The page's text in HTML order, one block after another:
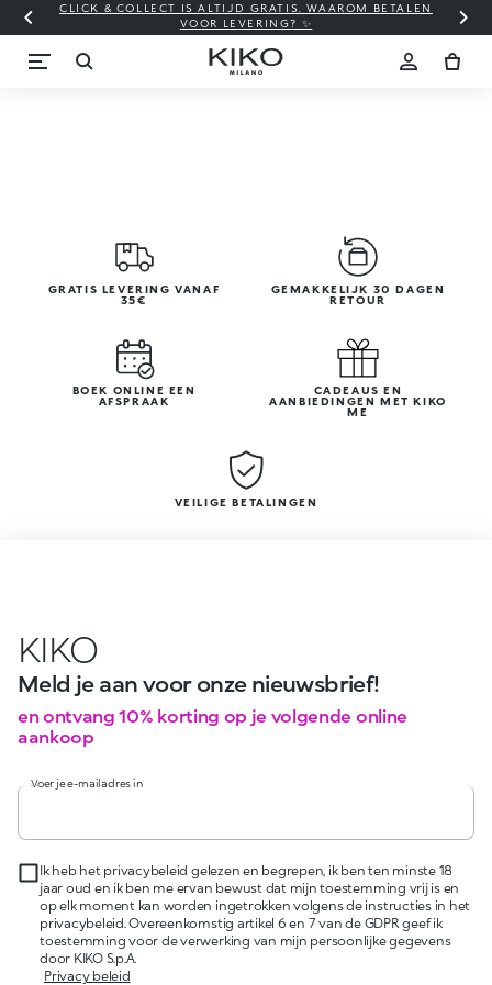
CLICK & COLLECT IS ALTIJD GRATIS. WAAROM BETALEN
VOOR LEVERING? ✨
GRATIS LEVERING VANAF
35€
GEMAKKELIJK 30 DAGEN
RETOUR
BOEK ONLINE EEN
AFSPRAAK
CADEAUS EN
AANBIEDINGEN MET KIKO
ME
VEILIGE BETALINGEN
KIKO
Meld je aan voor onze nieuwsbrief!
en ontvang 10% korting op je volgende online
aankoop
Voer je e-mailadres in
Ik heb het privacybeleid gelezen en begrepen, ik ben ten minste 18
jaar oud en ik ben me ervan bewust dat mijn toestemming vrij is en
op elk moment kan worden ingetrokken volgens de instructies in het
privacybeleid. Overeenkomstig artikel 6 en 7 van de GDPR geef ik
toestemming voor de verwerking van mijn persoonlijke gegevens
door KIKO S.p.A.
Privacy beleid